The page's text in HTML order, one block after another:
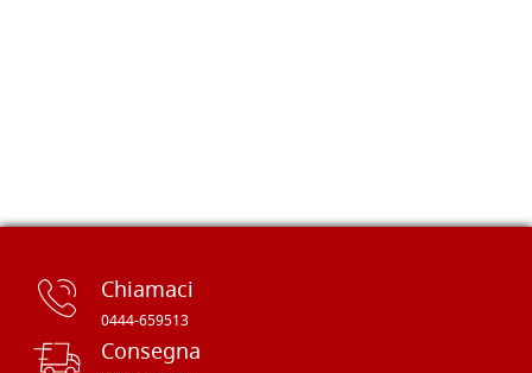
Chiamaci
0444-659513
Consegna